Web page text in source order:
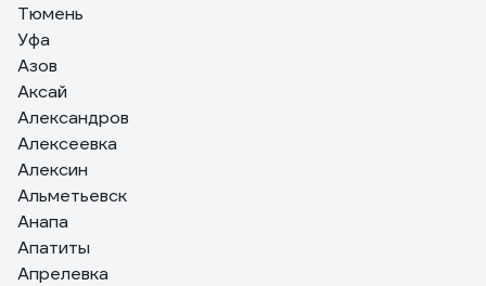
Тюмень
Уфа
Азов
Аксай
Александров
Алексеевка
Алексин
Альметьевск
Анапа
Апатиты
Апрелевка